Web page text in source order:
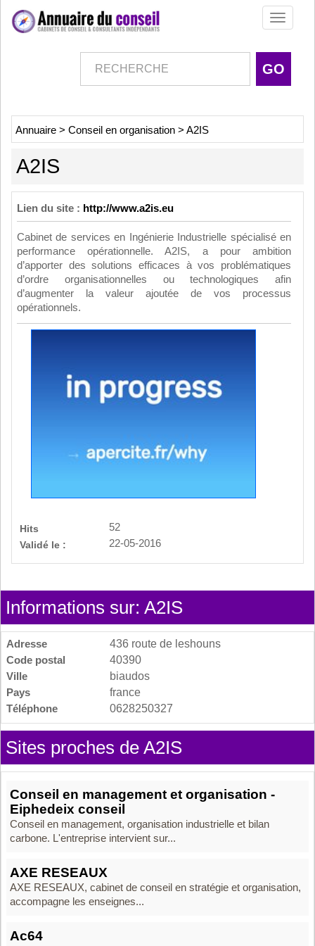
Toggle
Annuaire > Conseil en organisation > A2IS
A2IS
Lien du site : http://www.a2is.eu
Cabinet de services en Ingénierie Industrielle spécialisé en
performance opérationnelle. A2IS, a pour ambition
d’apporter des solutions efficaces à vos problématiques
d’ordre organisationnelles ou technologiques afin
d’augmenter la valeur ajoutée de vos processus
opérationnels.
Hits
52
Validé le :
22-05-2016
Informations sur: A2IS
Adresse
436 route de leshouns
Code postal
40390
Ville
biaudos
Pays
france
Téléphone
0628250327
Sites proches de A2IS
Conseil en management et organisation -
Eiphedeix conseil
Conseil en management, organisation industrielle et bilan
carbone. L'entreprise intervient sur...
AXE RESEAUX
AXE RESEAUX, cabinet de conseil en stratégie et organisation,
accompagne les enseignes...
Ac64